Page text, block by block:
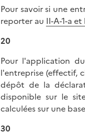
Pour savoir si une
reporter au II-A-1-a
20
Pour l'application
l'entreprise (effectif,
dépôt de la
disponible sur le
calculées sur une
30